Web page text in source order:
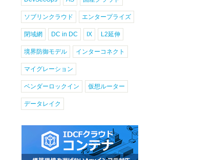
ソブリンクラウド エンタープライズ
閉域網 DC in DC IX L2延伸
境界防御モデル インターコネクト
マイグレーション
ベンダーロックイン 仮想ルーター
データレイク